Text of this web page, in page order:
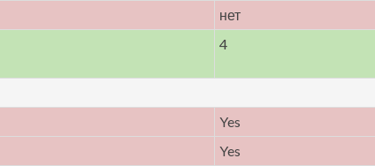
нет
4
Yes
Yes